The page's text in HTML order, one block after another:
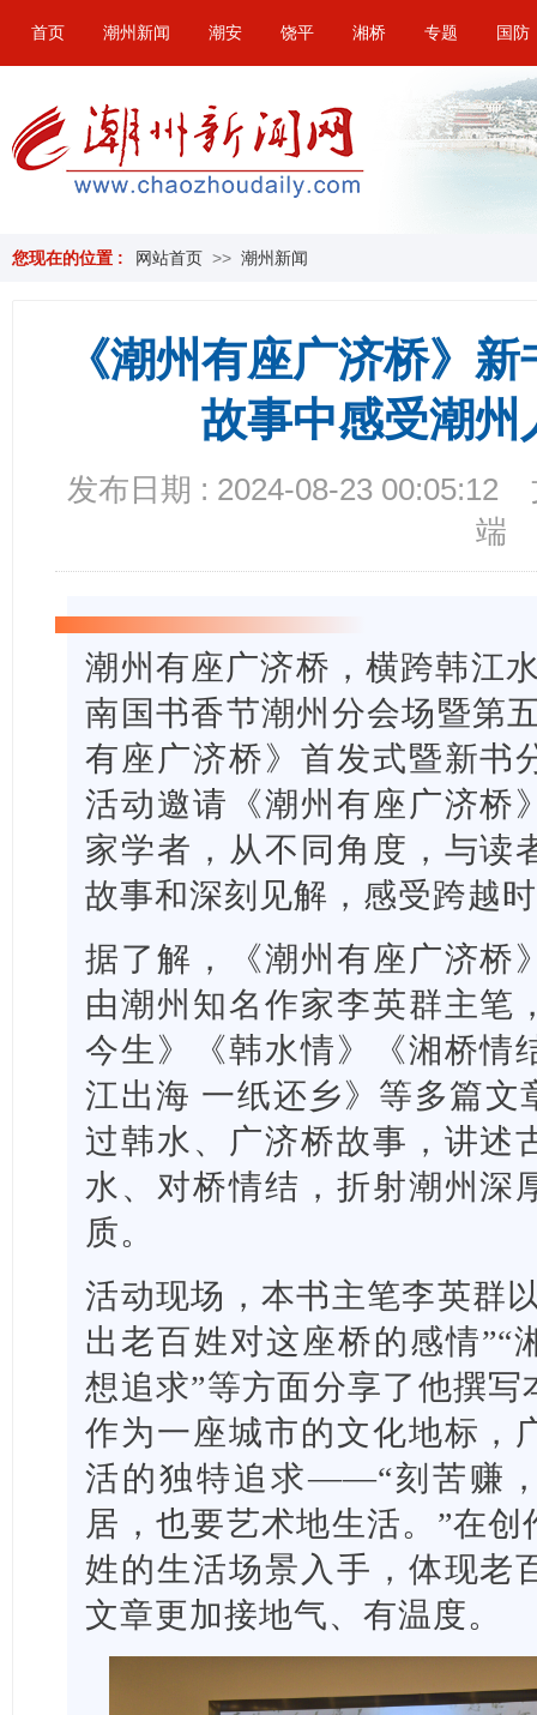
首页 潮州新闻 潮安 饶平 湘桥 专题 国防
您现在的位置 : 网站首页 >> 潮州新闻
《潮州有座广济桥》
故事中感受潮州
发布日期 : 2024-08-23 00:05:12
端
潮州有座广济桥，横跨韩江
南国书香节潮州分会场暨第
有座广济桥》首发式暨新书
活动邀请《潮州有座广济桥
家学者，从不同角度，与读
故事和深刻见解，感受跨越
据了解，《潮州有座广济桥
由潮州知名作家李英群主笔
今生》《韩水情》《湘桥情
江出海 一纸还乡》等多篇文
过韩水、广济桥故事，讲述
水、对桥情结，折射潮州深
质。
活动现场，本书主笔李英群
出老百姓对这座桥的感情”“
想追求”等方面分享了他撰
作为一座城市的文化地标，
活的独特追求——“刻苦赚
居，也要艺术地生活。”在
姓的生活场景入手，体现老
文章更加接地气、有温度。